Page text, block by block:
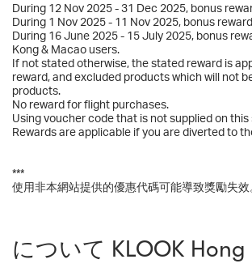
During 12 Nov 2025 - 31 Dec 2025, bonus
During 1 Nov 2025 - 11 Nov 2025, bonus
During 16 June 2025 - 15 July 2025, bonus
Kong & Macao users.
If not stated otherwise, the stated reward is
reward, and excluded products which will not
products.
No reward for flight purchases.
Using voucher code that is not supplied on
Rewards are applicable if you are diverted to
***
使用非本網站提供的優惠代碼可能導致獎勵失
について KLOOK Hong